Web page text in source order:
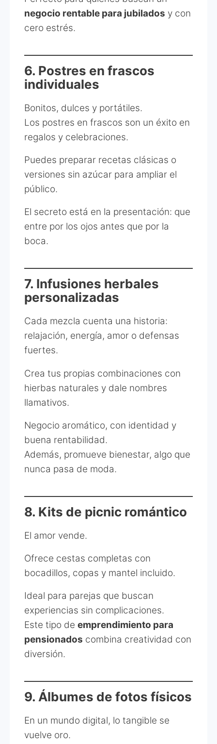
negocio rentable para jubilados y con
cero estrés.
6. Postres en frascos
individuales
Bonitos, dulces y portátiles.
Los postres en frascos son un éxito en
regalos y celebraciones.
Puedes preparar recetas clásicas o
versiones sin azúcar para ampliar el
público.
El secreto está en la presentación: que
entre por los ojos antes que por la
boca.
7. Infusiones herbales
personalizadas
Cada mezcla cuenta una historia:
relajación, energía, amor o defensas
fuertes.
Crea tus propias combinaciones con
hierbas naturales y dale nombres
llamativos.
Negocio aromático, con identidad y
buena rentabilidad.
Además, promueve bienestar, algo que
nunca pasa de moda.
8. Kits de picnic romántico
El amor vende.
Ofrece cestas completas con
bocadillos, copas y mantel incluido.
Ideal para parejas que buscan
experiencias sin complicaciones.
Este tipo de emprendimiento para
pensionados combina creatividad con
diversión.
9. Álbumes de fotos físicos
En un mundo digital, lo tangible se
vuelve oro.